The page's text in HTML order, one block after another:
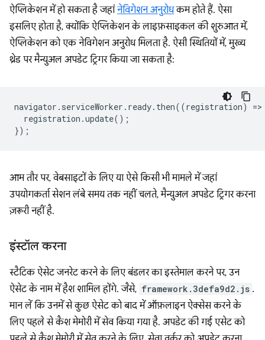
ऐप्लिकेशन में हो सकता है जहांनेविगेशन अनुरोधकम होते हैं. ऐसा
इसलिए होता है, क्योंकि ऐप्लिकेशन के लाइफ़साइकल की शुरुआत में,
ऐप्लिकेशन को एक नेविगेशन अनुरोध मिलता है. ऐसी स्थितियों में, मुख्य
थ्रेड पर मैन्युअल अपडेट ट्रिगर किया जा सकता है:
navigator . serviceWorker . ready. then((registration) =>
registration .update();
});
आम तौर पर, वेबसाइटों के लिए या ऐसे किसी भी मामले में जहां
उपयोगकर्ता सेशन लंबे समय तक नहीं चलते, मैन्युअल अपडेट ट्रिगर करना
ज़रूरी नहीं है.
इंस्टॉल करना
स्टैटिक ऐसेट जनरेट करने के लिए बंडलर का इस्तेमाल करने पर, उन
ऐसेट के नाम में हैश शामिल होंगे. जैसे, framework.3defa9d2.js .
मान लें कि उनमें से कुछ ऐसेट को बाद में ऑफ़लाइन ऐक्सेस करने के
लिए पहले से कैश मेमोरी में सेव किया गया है. अपडेट की गई एसेट को